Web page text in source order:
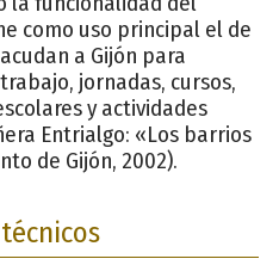
como uso principal el de
a Gijón para
jornadas, cursos,
y actividades
Entrialgo: «Los barrios
de Gijón, 2002).